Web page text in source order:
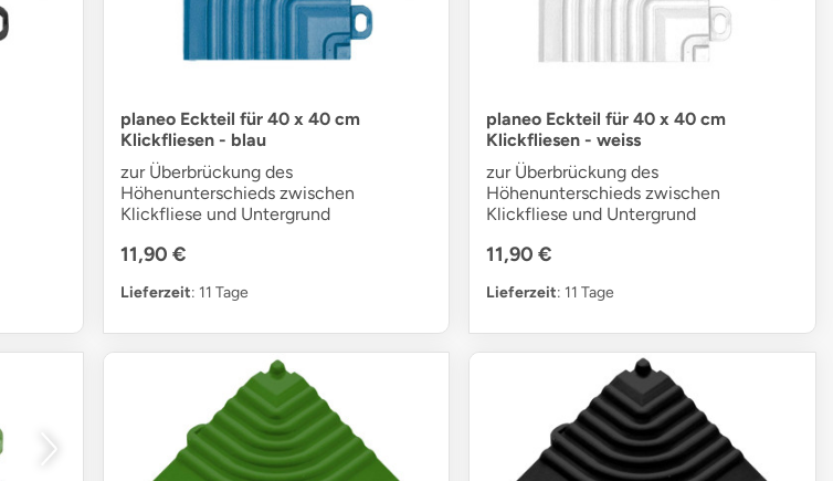
planeo Eckteil für 40 x 40 cm
Klickfliesen - blau
zur Überbrückung des
Höhenunterschieds zwischen
Klickfliese und Untergrund
11,90 €
Lieferzeit: 11 Tage
planeo Eckteil für 40 x 40 cm
Klickfliesen - weiss
zur Überbrückung des
Höhenunterschieds zwischen
Klickfliese und Untergrund
11,90 €
Lieferzeit: 11 Tage